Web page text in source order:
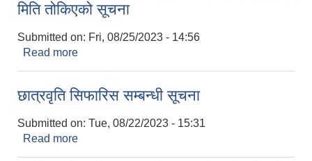
मिति तोकिएको सूचना
Submitted on: Fri, 08/25/2023 - 14:56
Read more
छात्रवृति सिफारिस सम्बन्धी सूचना
Submitted on: Tue, 08/22/2023 - 15:31
Read more